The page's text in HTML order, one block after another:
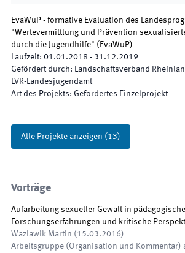
EvaWuP - formative Evaluation des
"Wertevermittlung und Prävention
durch die Jugendhilfe" ( EvaWuP)
Laufzeit: 01.01.2018 - 31.12.2019
Gefördert durch: Landschaftsverband
LVR-Landesjugendamt
Art des Projekts: Gefördertes Einzelprojekt
Alle Projekte anzeigen (13)
Vorträge
Aufarbeitung sexueller Gewalt in
Forschungserfahrungen und kritische
Wazlawik Martin ( 15.03.2016)
Arbeitsgruppe (Organisation und Kommentar)